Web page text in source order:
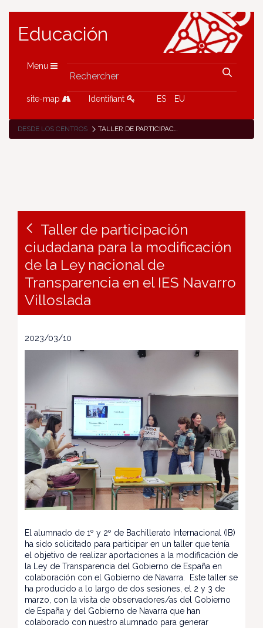
Educación
Menu
site-map Identifiant ES EU
DESDE LOS CENTROS TALLER DE PARTICIPACIÓN CIUDADANA PARA LA MODIFICACIÓN DE LA LEY NACIONAL DE TRANSPARENCIA EN EL IES NAVARRO VILLOSLADA
Taller de participación
ciudadana para la modificación
de la Ley nacional de
Transparencia en el IES Navarro
Villoslada
2023/03/10
El alumnado de 1º y 2º de Bachillerato Internacional (IB)
ha sido solicitado para participar en un taller que tenía
el objetivo de realizar aportaciones a la modificación de
la Ley de Transparencia del Gobierno de España en
colaboración con el Gobierno de Navarra. Este taller se
ha producido a lo largo de dos sesiones, el 2 y 3 de
marzo, con la visita de observadores/as del Gobierno
de España y del Gobierno de Navarra que han
colaborado con nuestro alumnado para generar